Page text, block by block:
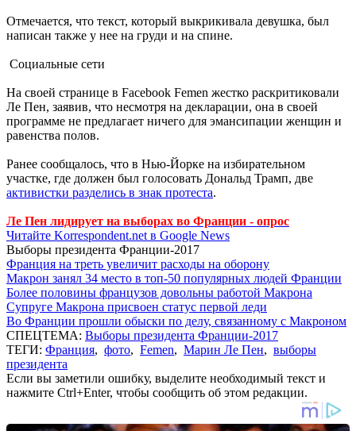
Отмечается, что текст, который выкрикивала девушка, был
написан также у нее на груди и на спине.
Социальные сети
На своей странице в Facebook Femen жестко раскритиковали
Ле Пен, заявив, что несмотря на декларации, она в своей
программе не предлагает ничего для эмансипации женщин и
равенства полов.
Ранее сообщалось, что в Нью-Йорке на избирательном
участке, где должен был голосовать Дональд Трамп, две
активистки разделись в знак протеста.
Ле Пен лидирует на выборах во Франции - опрос
Читайте Korrespondent.net в Google News
Выборы президента Франции-2017
Франция на треть увеличит расходы на оборону
Макрон занял 34 место в топ-50 популярных людей Франции
Более половины французов довольны работой Макрона
Супруге Макрона присвоен статус первой леди
Во Франции прошли обыски по делу, связанному с Макроном
СПЕЦТЕМА: Выборы президента Франции-2017
ТЕГИ: Франция, фото, Femen, Марин Ле Пен, выборы
президента
Если вы заметили ошибку, выделите необходимый текст и
нажмите Ctrl+Enter, чтобы сообщить об этом редакции.